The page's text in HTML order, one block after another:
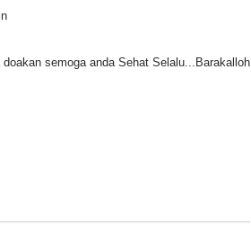
semoga anda Sehat Selalu...Barakalloh